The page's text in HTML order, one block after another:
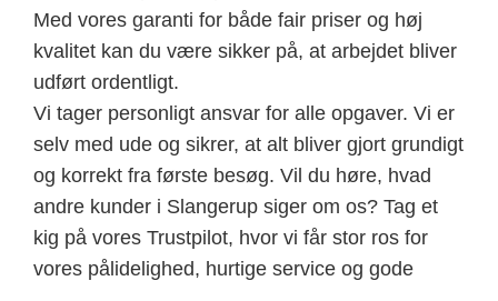
Med vores garanti for både fair priser og høj
kvalitet kan du være sikker på, at arbejdet bliver
udført ordentligt.
Vi tager personligt ansvar for alle opgaver. Vi er
selv med ude og sikrer, at alt bliver gjort grundigt
og korrekt fra første besøg. Vil du høre, hvad
andre kunder i Slangerup siger om os? Tag et
kig på vores Trustpilot, hvor vi får stor ros for
vores pålidelighed, hurtige service og gode